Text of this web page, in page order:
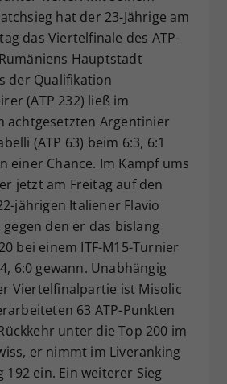
hat der 23-Jährige am
das Viertelfinale des ATP-
Hauptstadt
der Qualifikation
(ATP 232) ließ im
achtgesetzten Argentinier
(ATP 63) beim 6:3, 6:1
einer Chance. Im Kampf ums
jetzt am Freitag auf den
jährigen Italiener Flavio
gegen den er das bislang
bei einem ITF-M15-Turnier
6:0 gewann. Unabhängig
Viertelfinalpartie ist Misolic
63 ATP-Punkten
unter die Top 200 im
er nimmt im Liveranking
192 ein. Ein weiterer Sieg
Wert speichert Ihre Consent-
Unter anderem eine
generierte ID, für die
Speicherung Ihrer
Einstellungen, falls der
Betreiber dies eingestellt